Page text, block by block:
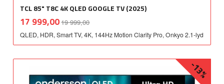
TCL 85" T8C 4K QLED GOOGLE TV (2025)
Tilbud
17 999,0019 999,00mva.
QLED, HDR, Smart TV, 4K, 144Hz Motion Clarity Pro, Onkyo 2.1-lyd
-13%